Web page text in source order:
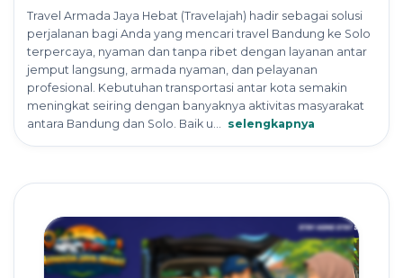
Travel Armada Jaya Hebat (Travelajah) hadir sebagai solusi
perjalanan bagi Anda yang mencari travel Bandung ke Solo
terpercaya, nyaman dan tanpa ribet dengan layanan antar
jemput langsung, armada nyaman, dan pelayanan
profesional. Kebutuhan transportasi antar kota semakin
meningkat seiring dengan banyaknya aktivitas masyarakat
antara Bandung dan Solo. Baik u... selengkapnya